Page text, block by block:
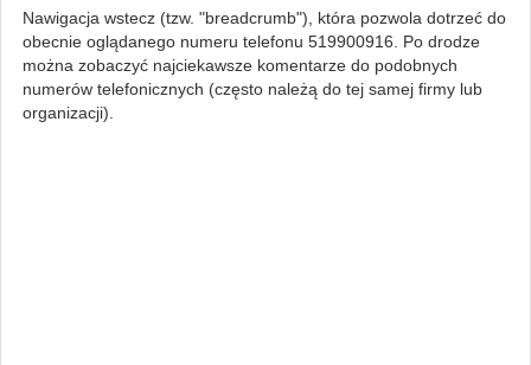
Nawigacja wstecz (tzw. "breadcrumb"), która pozwola dotrzeć do
obecnie oglądanego numeru telefonu 519900916. Po drodze
można zobaczyć najciekawsze komentarze do podobnych
numerów telefonicznych (często należą do tej samej firmy lub
organizacji).